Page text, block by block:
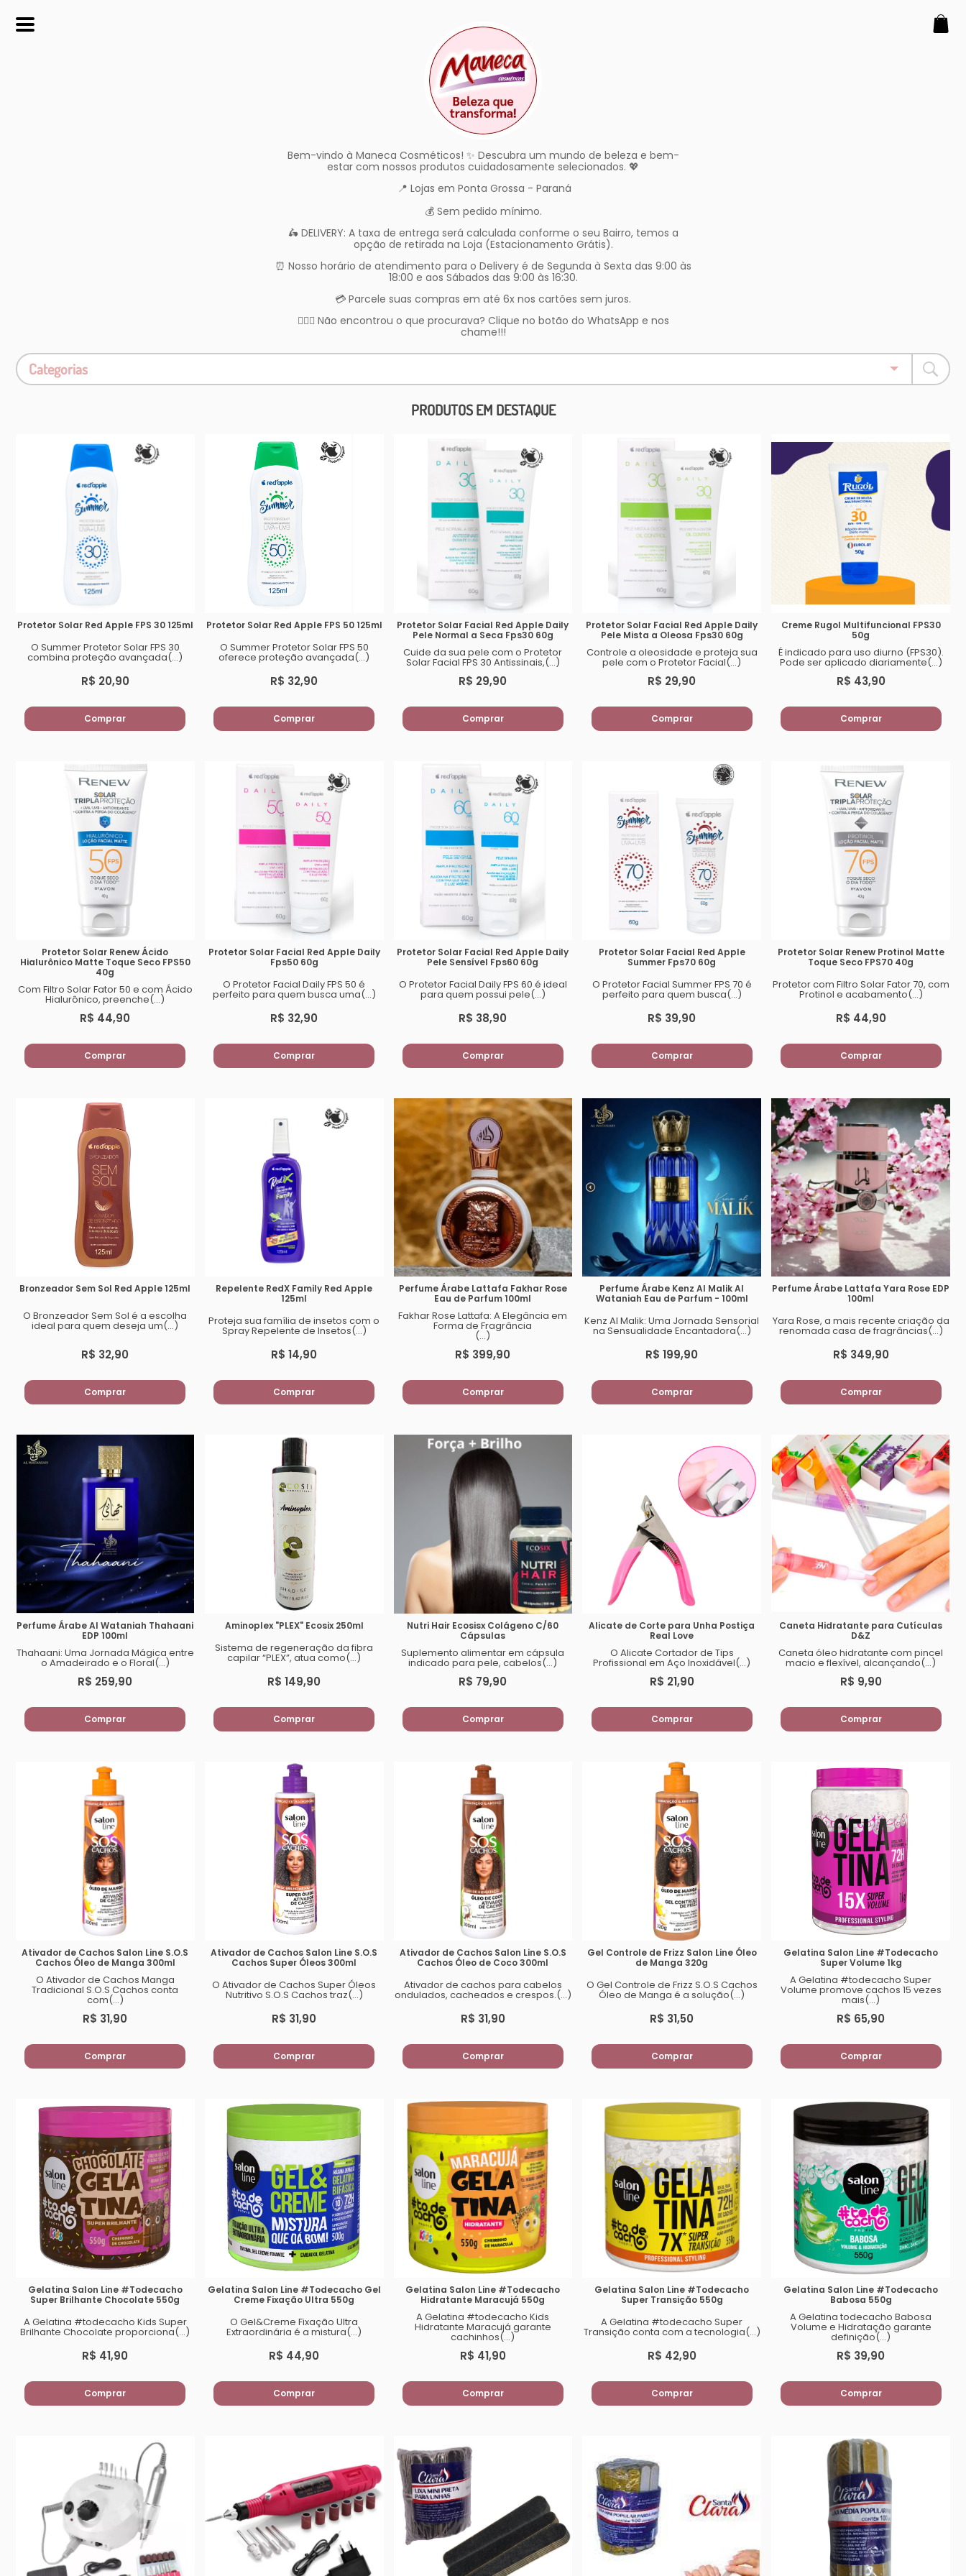
Bem-vindo à Maneca Cosméticos! ✨ Descubra um mundo de beleza e bem-
estar com nossos produtos cuidadosamente selecionados. 💖
📍 Lojas em Ponta Grossa - Paraná
💰 Sem pedido mínimo.
🛵 DELIVERY: A taxa de entrega será calculada conforme o seu Bairro, temos a
opção de retirada na Loja (Estacionamento Grátis).
⏰ Nosso horário de atendimento para o Delivery é de Segunda à Sexta das 9:00 às
18:00 e aos Sábados das 9:00 às 16:30.
💳 Parcele suas compras em até 6x nos cartões sem juros.
🤷🏻‍♀️ Não encontrou o que procurava? Clique no botão do WhatsApp e nos
chame!!!
Categorias
PRODUTOS EM DESTAQUE
Protetor Solar Red Apple FPS 30 125ml
O Summer Protetor Solar FPS 30
combina proteção avançada(...)
R$ 20,90
Comprar
Protetor Solar Red Apple FPS 50 125ml
O Summer Protetor Solar FPS 50
oferece proteção avançada(...)
R$ 32,90
Comprar
Protetor Solar Facial Red Apple Daily
Pele Normal a Seca Fps30 60g
Cuide da sua pele com o Protetor
Solar Facial FPS 30 Antissinais,(...)
R$ 29,90
Comprar
Protetor Solar Facial Red Apple Daily
Pele Mista a Oleosa Fps30 60g
Controle a oleosidade e proteja sua
pele com o Protetor Facial(...)
R$ 29,90
Comprar
Creme Rugol Multifuncional FPS30
50g
É indicado para uso diurno (FPS30).
Pode ser aplicado diariamente(...)
R$ 43,90
Comprar
Protetor Solar Renew Ácido
Hialurônico Matte Toque Seco FPS50
40g
Com Filtro Solar Fator 50 e com Ácido
Hialurônico, preenche(...)
R$ 44,90
Comprar
Protetor Solar Facial Red Apple Daily
Fps50 60g
O Protetor Facial Daily FPS 50 é
perfeito para quem busca uma(...)
R$ 32,90
Comprar
Protetor Solar Facial Red Apple Daily
Pele Sensível Fps60 60g
O Protetor Facial Daily FPS 60 é ideal
para quem possui pele(...)
R$ 38,90
Comprar
Protetor Solar Facial Red Apple
Summer Fps70 60g
O Protetor Facial Summer FPS 70 é
perfeito para quem busca(...)
R$ 39,90
Comprar
Protetor Solar Renew Protinol Matte
Toque Seco FPS70 40g
Protetor com Filtro Solar Fator 70, com
Protinol e acabamento(...)
R$ 44,90
Comprar
Bronzeador Sem Sol Red Apple 125ml
O Bronzeador Sem Sol é a escolha
ideal para quem deseja um(...)
R$ 32,90
Comprar
Repelente RedX Family Red Apple
125ml
Proteja sua família de insetos com o
Spray Repelente de Insetos(...)
R$ 14,90
Comprar
Perfume Árabe Lattafa Fakhar Rose
Eau de Parfum 100ml
Fakhar Rose Lattafa: A Elegância em
Forma de Fragrância
(...)
R$ 399,90
Comprar
Perfume Árabe Kenz Al Malik Al
Wataniah Eau de Parfum - 100ml
Kenz Al Malik: Uma Jornada Sensorial
na Sensualidade Encantadora(...)
R$ 199,90
Comprar
Perfume Árabe Lattafa Yara Rose EDP
100ml
Yara Rose, a mais recente criação da
renomada casa de fragrâncias(...)
R$ 349,90
Comprar
Perfume Árabe Al Wataniah Thahaani
EDP 100ml
Thahaani: Uma Jornada Mágica entre
o Amadeirado e o Floral(...)
R$ 259,90
Comprar
Aminoplex "PLEX" Ecosix 250ml
Sistema de regeneração da fibra
capilar “PLEX”, atua como(...)
R$ 149,90
Comprar
Nutri Hair Ecosisx Colágeno C/60
Cápsulas
Suplemento alimentar em cápsula
indicado para pele, cabelos(...)
R$ 79,90
Comprar
Alicate de Corte para Unha Postiça
Real Love
O Alicate Cortador de Tips
Profissional em Aço Inoxidável(...)
R$ 21,90
Comprar
Caneta Hidratante para Cutículas
D&Z
Caneta óleo hidratante com pincel
macio e flexível, alcançando(...)
R$ 9,90
Comprar
Ativador de Cachos Salon Line S.O.S
Cachos Óleo de Manga 300ml
O Ativador de Cachos Manga
Tradicional S.O.S Cachos conta
com(...)
R$ 31,90
Comprar
Ativador de Cachos Salon Line S.O.S
Cachos Super Óleos 300ml
O Ativador de Cachos Super Óleos
Nutritivo S.O.S Cachos traz(...)
R$ 31,90
Comprar
Ativador de Cachos Salon Line S.O.S
Cachos Óleo de Coco 300ml
Ativador de cachos para cabelos
ondulados, cacheados e crespos.(...)
R$ 31,90
Comprar
Gel Controle de Frizz Salon Line Óleo
de Manga 320g
O Gel Controle de Frizz S.O.S Cachos
Óleo de Manga é a solução(...)
R$ 31,50
Comprar
Gelatina Salon Line #Todecacho
Super Volume 1kg
A Gelatina #todecacho Super
Volume promove cachos 15 vezes
mais(...)
R$ 65,90
Comprar
Gelatina Salon Line #Todecacho
Super Brilhante Chocolate 550g
A Gelatina #todecacho Kids Super
Brilhante Chocolate proporciona(...)
R$ 41,90
Comprar
Gelatina Salon Line #Todecacho Gel
Creme Fixação Ultra 550g
O Gel&Creme Fixação Ultra
Extraordinária é a mistura(...)
R$ 44,90
Comprar
Gelatina Salon Line #Todecacho
Hidratante Maracujá 550g
A Gelatina #todecacho Kids
Hidratante Maracujá garante
cachinhos(...)
R$ 41,90
Comprar
Gelatina Salon Line #Todecacho
Super Transição 550g
A Gelatina #todecacho Super
Transição conta com a tecnologia(...)
R$ 42,90
Comprar
Gelatina Salon Line #Todecacho
Babosa 550g
A Gelatina todecacho Babosa
Volume e Hidratação garante
definição(...)
R$ 39,90
Comprar